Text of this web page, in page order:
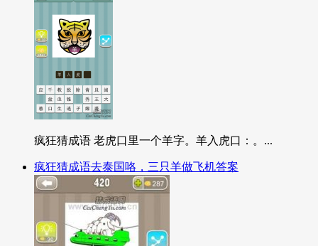
疯狂猜成语 老虎口里一个羊字。羊入虎口：。...
疯狂猜成语去泰国咯，三只羊做飞机答案